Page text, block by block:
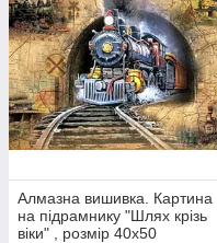
Алмазна вишивка. Картина
на підрамнику "Шлях крізь
віки" , розмір 40х50